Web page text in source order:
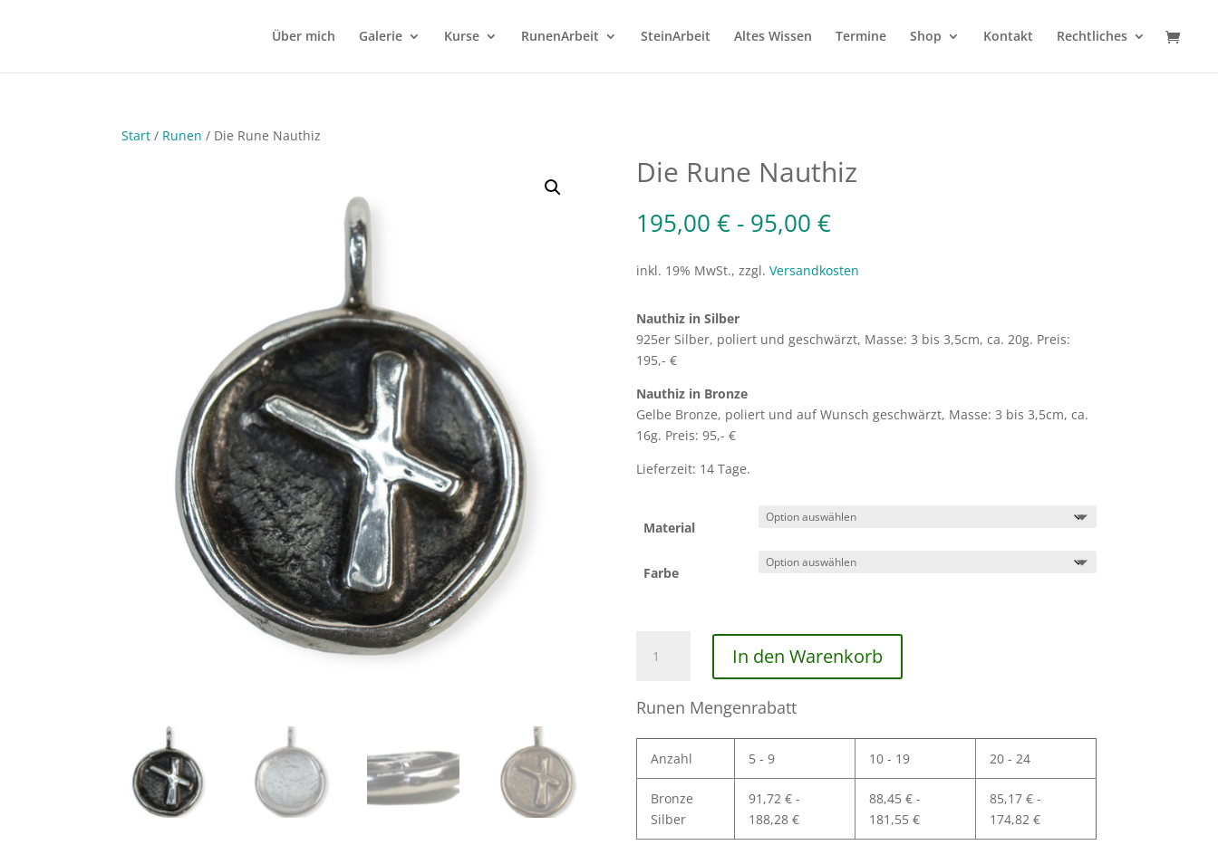
Über mich Galerie Kurse RunenArbeit SteinArbeit Altes Wissen Termine Shop Kontakt Rechtliches
Start / Runen / Die Rune Nauthiz
Die Rune Nauthiz
195,00 €- 95,00 €
inkl. 19% MwSt., zzgl. Versandkosten
Nauthiz in Silber
925er Silber, poliert und geschwärzt, Masse: 3 bis 3,5cm, ca. 20g. Preis:
195,- €
Nauthiz in Bronze
Gelbe Bronze, poliert und auf Wunsch geschwärzt, Masse: 3 bis 3,5cm, ca.
16g. Preis: 95,- €
Lieferzeit: 14 Tage.
Material
Farbe
Rune
Menge
In den Warenkorb
Runen Mengenrabatt
Anzahl 5 - 9 10 - 19 20 - 24
Bronze
Silber
91,72 €-
188,28 €
88,45 €-
181,55 €
85,17 €-
174,82 €